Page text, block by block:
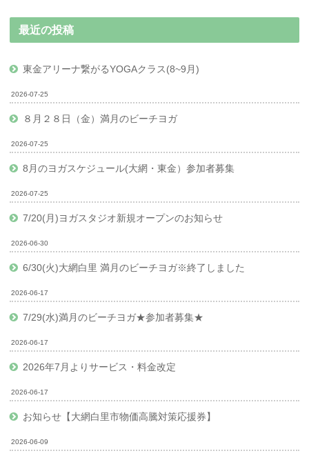
最近の投稿
東金アリーナ繋がるYOGAクラス(8~9月)
2026-07-25
８月２８日（金）満月のビーチヨガ
2026-07-25
8月のヨガスケジュール(大網・東金）参加者募集
2026-07-25
7/20(月)ヨガスタジオ新規オープンのお知らせ
2026-06-30
6/30(火)大網白里 満月のビーチヨガ※終了しました
2026-06-17
7/29(水)満月のビーチヨガ★参加者募集★
2026-06-17
2026年7月よりサービス・料金改定
2026-06-17
お知らせ【大網白里市物価高騰対策応援券】
2026-06-09